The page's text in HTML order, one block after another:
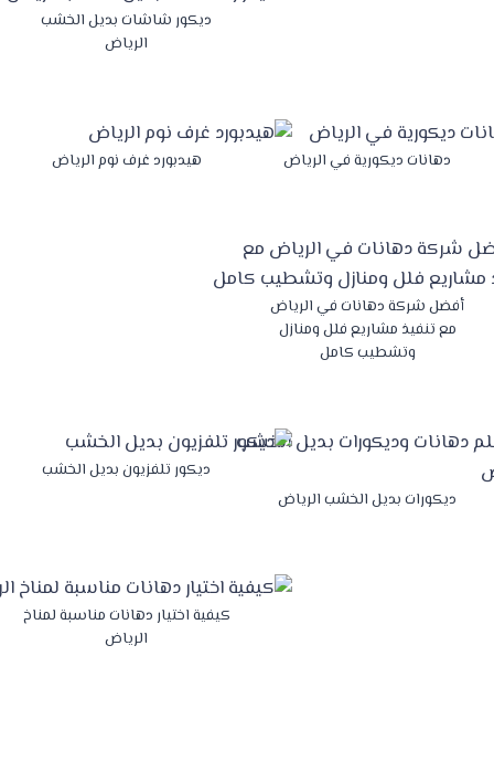
ديكور شاشات بديل الخشب
الرياض
دهانات ديكورية في الرياض هيدبورد غرف نوم الرياض
أفضل شركة دهانات في الرياض
مع تنفيذ مشاريع فلل ومنازل
وتشطيب كامل
ديكورات بديل الخشب الرياض
ديكور تلفزيون بديل الخشب
كيفية اختيار دهانات مناسبة لمناخ
الرياض